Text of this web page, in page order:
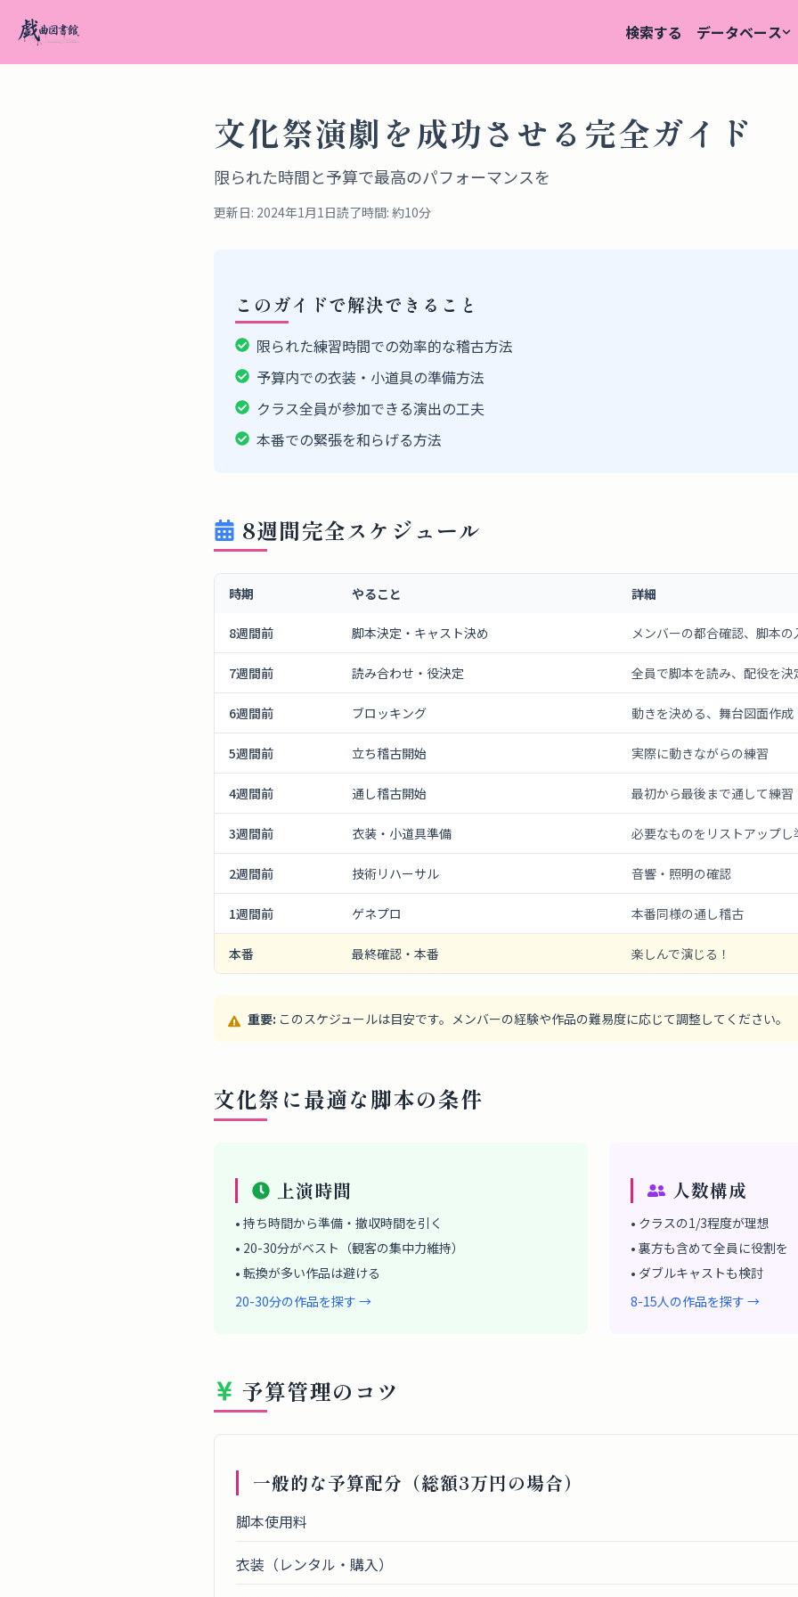
検索する データベース
文化祭演劇を成功させる完全ガイド
限られた時間と予算で最高のパフォーマンスを
更新日: 2024年1月1日読了時間: 約10分
このガイドで解決できること
限られた練習時間での効率的な稽古方法
予算内での衣装・小道具の準備方法
クラス全員が参加できる演出の工夫
本番での緊張を和らげる方法
8週間完全スケジュール
時期 やること 詳細
8週間前 脚本決定・キャスト決め メンバーの都合確認、脚本の
7週間前 読み合わせ・役決定 全員で脚本を読み、配役を決
6週間前 ブロッキング 動きを決める、舞台図面作成
5週間前 立ち稽古開始 実際に動きながらの練習
4週間前 通し稽古開始 最初から最後まで通して練習
3週間前 衣装・小道具準備 必要なものをリストアップし
2週間前 技術リハーサル 音響・照明の確認
1週間前 ゲネプロ 本番同様の通し稽古
本番 最終確認・本番 楽しんで演じる！
重要: このスケジュールは目安です。メンバーの経験や作品の難易度に応じて調整してください。
文化祭に最適な脚本の条件
上演時間
• 持ち時間から準備・撤収時間を引く
• 20-30分がベスト（観客の集中力維持）
• 転換が多い作品は避ける
20-30分の作品を探す →
人数構成
• クラスの1/3程度が理想
• 裏方も含めて全員に役割を
• ダブルキャストも検討
8-15人の作品を探す →
予算管理のコツ
一般的な予算配分（総額3万円の場合）
脚本使用料
衣装（レンタル・購入）